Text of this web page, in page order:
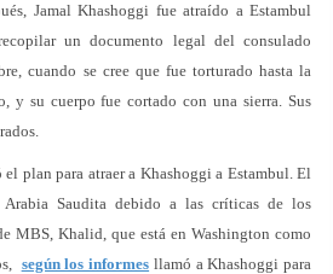
Jamal Khashoggi fue atraído a Estambul
un documento legal del consulado
cuando se cree que fue torturado hasta la
y su cuerpo fue cortado con una sierra. Sus
plan para atraer a Khashoggi a Estambul. El
Arabia Saudita debido a las críticas de los
MBS, Khalid, que está en Washington como
según los informes llamó a Khashoggi para